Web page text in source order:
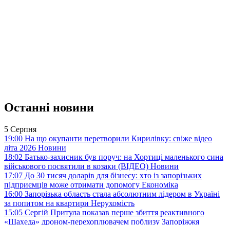
Останні новини
5 Серпня
19:00 На що окупанти перетворили Кирилівку: свіже відео
літа 2026 Новини
18:02 Батько-захисник був поруч: на Хортиці маленького сина
військового посвятили в козаки (ВІДЕО) Новини
17:07 До 30 тисяч доларів для бізнесу: хто із запорізьких
підприємців може отримати допомогу Економіка
16:00 Запорізька область стала абсолютним лідером в Україні
за попитом на квартири Нерухомість
15:05 Сергій Притула показав перше збиття реактивного
«Шахеда» дроном-перехоплювачем поблизу Запоріжжя